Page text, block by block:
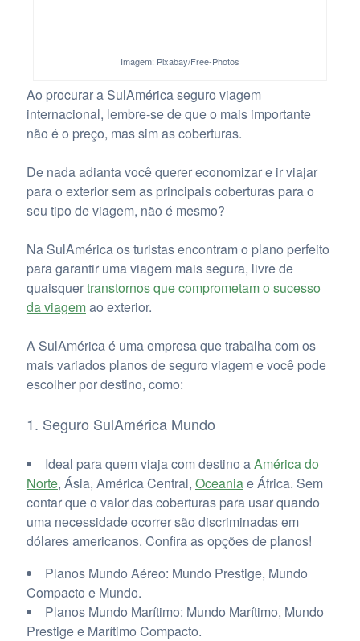
Imagem: Pixabay/Free-Photos
Ao procurar a SulAmérica seguro viagem
internacional, lembre-se de que o mais importante
não é o preço, mas sim as coberturas.
De nada adianta você querer economizar e ir viajar
para o exterior sem as principais coberturas para o
seu tipo de viagem, não é mesmo?
Na SulAmérica os turistas encontram o plano perfeito
para garantir uma viagem mais segura, livre de
quaisquertranstornos que comprometam o sucesso
da viagemao exterior.
A SulAmérica é uma empresa que trabalha com os
mais variados planos de seguro viagem e você pode
escolher por destino, como:
1. Seguro SulAmérica Mundo
Ideal para quem viaja com destino aAmérica do
Norte, Ásia, América Central, Oceaniae África. Sem
contar que o valor das coberturas para usar quando
uma necessidade ocorrer são discriminadas em
dólares americanos. Confira as opções de planos!
Planos Mundo Aéreo: Mundo Prestige, Mundo
Compacto e Mundo.
Planos Mundo Marítimo: Mundo Marítimo, Mundo
Prestige e Marítimo Compacto.